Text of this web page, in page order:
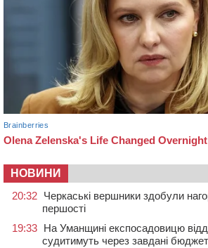
НОВИНИ
20:32 Черкаські вершники здобули
першості
19:33 На Уманщині експосадовицю
судитимуть через завдані